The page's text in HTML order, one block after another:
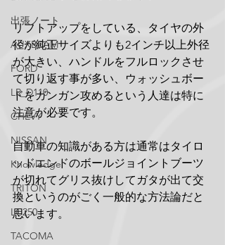
出張ノート
AUXBEAM
FORD
LR_D110
CHEVY
NISSAN
Knowledge
TRITON
LC250
TACOMA
リフトアップをしている、タイヤの外
径が純正サイズよりも2インチ以上外径
が大きい、ハンドルをフルロックさせ
て切り返す事が多い、ウォッシュボー
ドをガンガン攻めるという人達は特に
注意が必要です。
自動車の知識がある方は通常はタイロ
ッドエンドのボールジョイントブーツ
が切れてグリス抜けしてガタが出て交
換というのがごく一般的な方法論だと
思います。